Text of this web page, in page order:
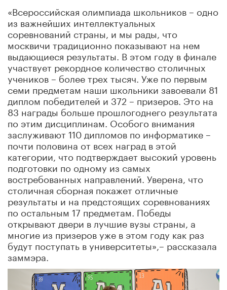
«Всероссийская олимпиада школьников – одно
из важнейших интеллектуальных
соревнований страны, и мы рады, что
москвичи традиционно показывают на нем
выдающиеся результаты. В этом году в финале
участвует рекордное количество столичных
учеников – более трех тысяч. Уже по первым
семи предметам наши школьники завоевали 81
диплом победителей и 372 – призеров. Это на
83 награды больше прошлогоднего результата
по этим дисциплинам. Особого внимания
заслуживают 110 дипломов по информатике –
почти половина от всех наград в этой
категории, что подтверждает высокий уровень
подготовки по одному из самых
востребованных направлений. Уверена, что
столичная сборная покажет отличные
результаты и на предстоящих соревнованиях
по остальным 17 предметам. Победы
открывают двери в лучшие вузы страны, а
многие из призеров уже в этом году как раз
будут поступать в университеты»,– рассказала
заммэра.